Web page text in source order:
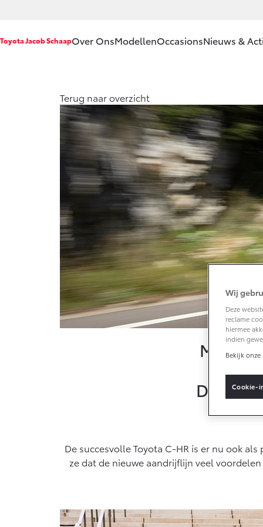
Toyota Jacob SchaapOver Ons
Ons bedrijf
Onze
medewerkers
Klachtenprocedure
Contact en
Route
Sponsorbeleid
Erkend
Duurzaam
Vacatures
Klantbeoordelingen
Modellen
HYBRIDE
Vanaf € 23.750,-
Corolla Hatchback
HYBRIDE
Vanaf € 33.495,-
Toyota C-HR+
WATERSTOF-
ELEKTRISCH
OccasionsNieuws &
Terug naar overzicht
Media
De
De succesvolle Toyota C-HR is er nu ook
ze dat de nieuwe aandrijflijn veel
Wij
Deze
reclame
hiermee
indien
Bekijk onze
Cookie-